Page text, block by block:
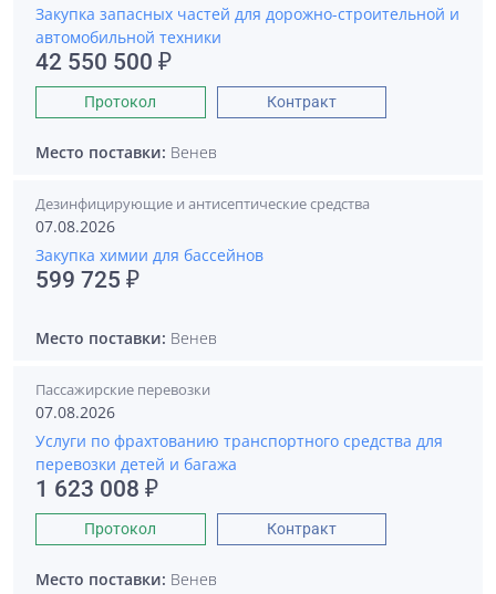
Закупка запасных частей для дорожно-строительной и
автомобильной техники
42 550 500 ₽
Протокол Контракт
Место поставки: Венев
Дезинфицирующие и антисептические средства
07.08.2026
Закупка химии для бассейнов
599 725 ₽
Место поставки: Венев
Пассажирские перевозки
07.08.2026
Услуги по фрахтованию транспортного средства для
перевозки детей и багажа
1 623 008 ₽
Протокол Контракт
Место поставки: Венев